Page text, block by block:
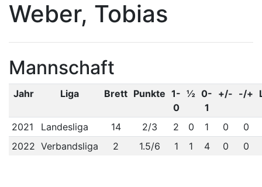
Weber, Tobias
Mannschaft
Jahr Liga Brett Punkte 1-
0
½ 0-
1
+/- -/+
2021 Landesliga 14 2/3 2 0 1 0
0
2022 Verbandsliga 2 1.5/6 1 1 4 0 0